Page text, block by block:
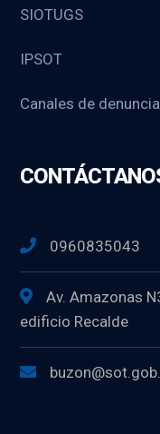
SIOTUGS
IPSOT
Canales de denuncia
0960835043
Av. Amazonas
edificio Recalde